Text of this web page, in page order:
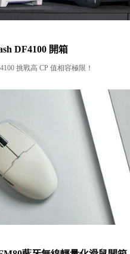
DF4100 開箱
挑戰高 CP 值相容極限！